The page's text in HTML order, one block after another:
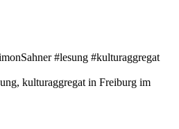
#lesung #kulturaggregat